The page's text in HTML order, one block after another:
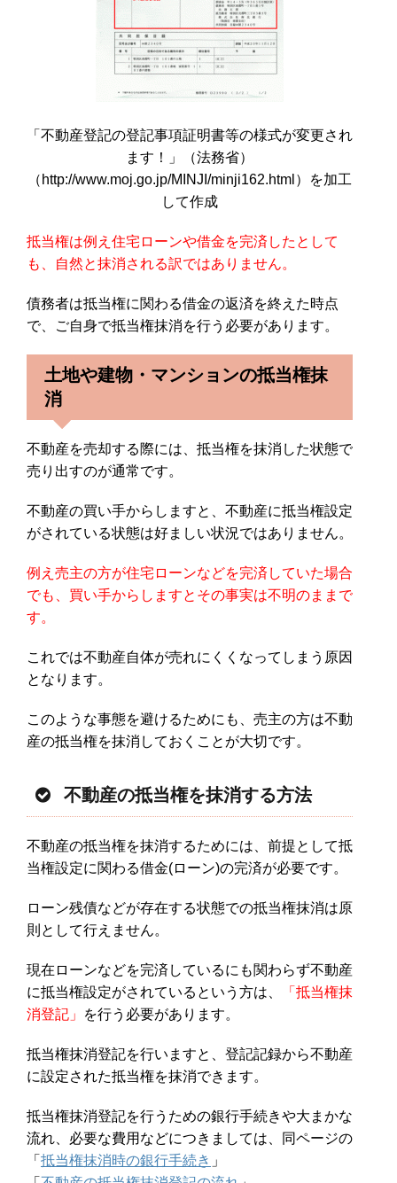
「不動産登記の登記事項証明書等の様式が変更され
ます！」（法務省）
（http://www.moj.go.jp/MINJI/minji162.html）を加工
して作成
抵当権は例え住宅ローンや借金を完済したとして
も、自然と抹消される訳ではありません。
債務者は抵当権に関わる借金の返済を終えた時点
で、ご自身で抵当権抹消を行う必要があります。
土地や建物・マンションの抵当権抹
消
不動産を売却する際には、抵当権を抹消した状態で
売り出すのが通常です。
不動産の買い手からしますと、不動産に抵当権設定
がされている状態は好ましい状況ではありません。
例え売主の方が住宅ローンなどを完済していた場合
でも、買い手からしますとその事実は不明のままで
す。
これでは不動産自体が売れにくくなってしまう原因
となります。
このような事態を避けるためにも、売主の方は不動
産の抵当権を抹消しておくことが大切です。
不動産の抵当権を抹消する方法
不動産の抵当権を抹消するためには、前提として抵
当権設定に関わる借金(ローン)の完済が必要です。
ローン残債などが存在する状態での抵当権抹消は原
則として行えません。
現在ローンなどを完済しているにも関わらず不動産
に抵当権設定がされているという方は、
「抵当権抹
消登記」
を行う必要があります。
抵当権抹消登記を行いますと、登記記録から不動産
に設定された抵当権を抹消できます。
抵当権抹消登記を行うための銀行手続きや大まかな
流れ、必要な費用などにつきましては、同ページの
「 抵当権抹消時の銀行手続き 」